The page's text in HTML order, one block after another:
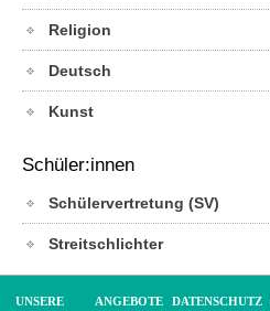
Religion
Deutsch
Kunst
Schüler:innen
Schülervertretung (SV)
Streitschlichter
UNSERE ANGEBOTE DATENSCHUTZ